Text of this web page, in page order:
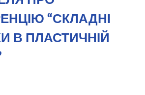
“СКЛАДНІ
В ПЛАСТИЧНІЙ